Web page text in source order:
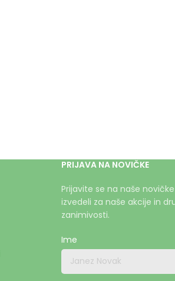
PRIJAVA NA NOVIČKE
Prijavite se na naše
izvedeli za naše akcije in
zanimivosti.
Ime